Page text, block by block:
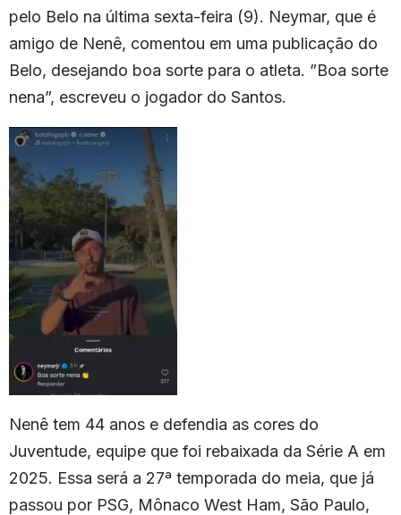
pelo Belo na última sexta-feira (9). Neymar, que é
amigo de Nenê, comentou em uma publicação do
Belo, desejando boa sorte para o atleta. ”Boa sorte
nena”, escreveu o jogador do Santos.
Nenê tem 44 anos e defendia as cores do
Juventude, equipe que foi rebaixada da Série A em
2025. Essa será a 27ª temporada do meia, que já
passou por PSG, Mônaco West Ham, São Paulo,